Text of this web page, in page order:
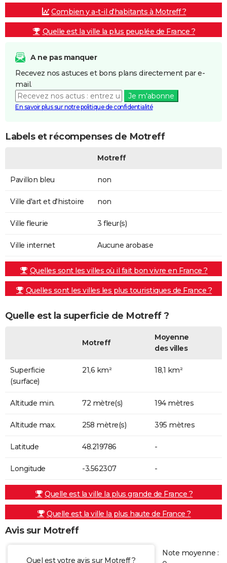
Combien y a-t-il d'habitants à Motreff ?
Quelle est la ville la plus peuplée de France ?
A ne pas manquer
Recevez nos astuces et bons plans directement par e-
mail.
Je m'abonne
En savoir plus sur notre politique de confidentialité
Labels et récompenses de Motreff
Motreff
Pavillon bleu non
Ville d'art et d'histoire non
Ville fleurie 3 fleur(s)
Ville internet Aucune arobase
Quelles sont les villes où il fait bon vivre en France ?
Quelles sont les villes les plus touristiques de France ?
Quelle est la superficie de Motreff ?
Motreff
Moyenne
des villes
Superficie
(surface)
21,6 km² 18,1 km²
Altitude min. 72 mètre(s) 194 mètres
Altitude max. 258 mètre(s) 395 mètres
Latitude 48.219786 -
Longitude -3.562307 -
Quelle est la ville la plus grande de France ?
Quelle est la ville la plus haute de France ?
Avis sur Motreff
Quel est votre avis sur Motreff ?
Note moyenne :